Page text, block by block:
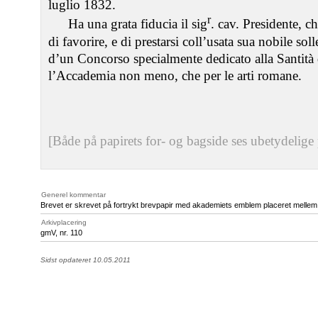
luglio 1832.
Ha una grata fiducia il sigr. cav. Presidente,
di favorire, e di prestarsi coll’usata sua nobile
d’un Concorso specialmente dedicato alla
l’Accademia non meno, che per le arti romane.
[Både på papirets for- og bagside ses
Generel kommentar
Brevet er skrevet på fortrykt brevpapir med akademiets emblem placeret
Arkivplacering
gmV, nr. 110
Sidst opdateret 10.05.2011